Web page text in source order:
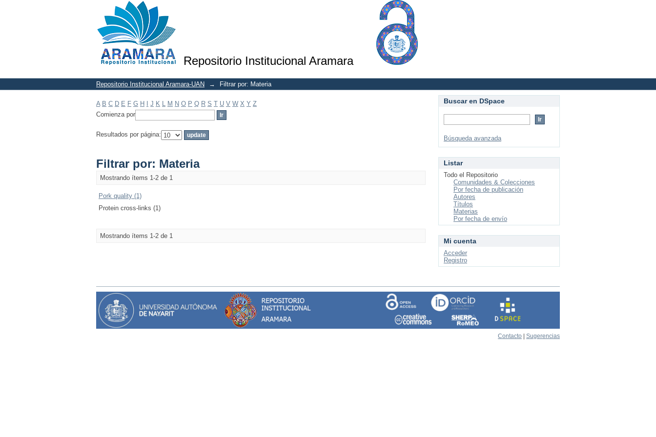
Repositorio Institucional Aramara
Filtrar por: Materia
Repositorio Institucional Aramara-UAN → Filtrar por: Materia
A B C D E F G H J K L M N O P Q R S T U V W X Y Z
Comienza por
Resultados por página:
Filtrar por: Materia
Mostrando ítems 1-2 de 1
Pork quality (1)
Protein cross-links (1)
Mostrando ítems 1-2 de 1
Buscar en DSpace
Búsqueda avanzada
Listar
Todo el Repositorio
Comunidades & Colecciones
Por fecha de publicación
Autores
Títulos
Materias
Por fecha de envío
Mi cuenta
Acceder
Registro
Contacto Sugerencias